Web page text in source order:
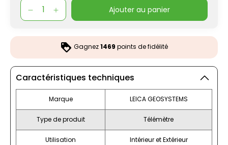
ajouter au panier
Gagnez1469 points de fidélité
Caractéristiques techniques
Marque LEICA GEOSYSTEMS
Type de produit Télémètre
Utilisation Intérieur et Extérieur